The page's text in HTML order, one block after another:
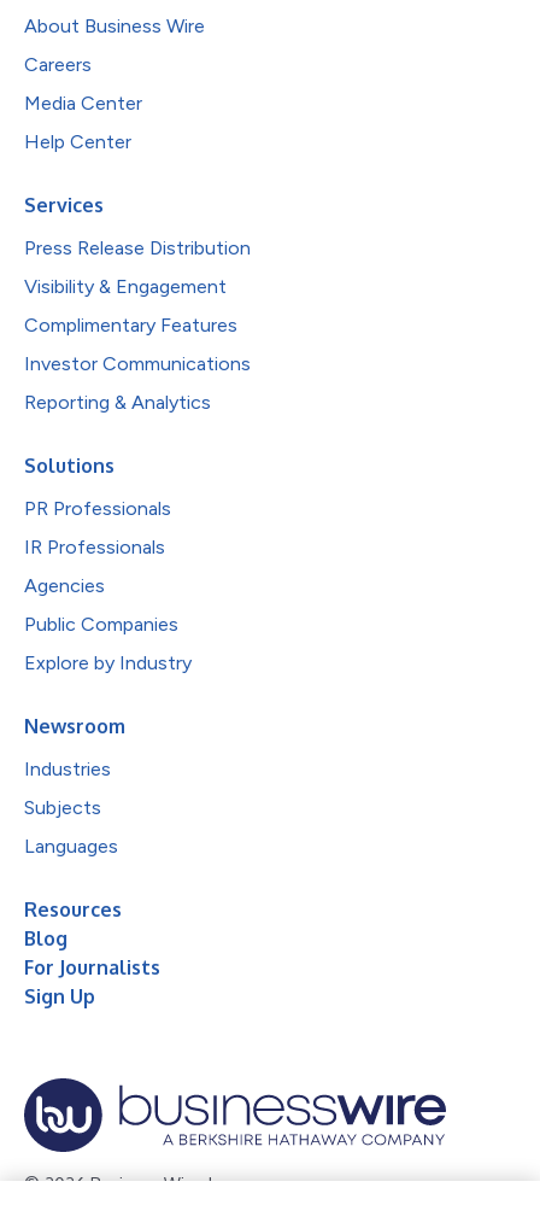
About Business Wire
Careers
Media Center
Help Center
Services
Press Release Distribution
Visibility & Engagement
Complimentary Features
Investor Communications
Reporting & Analytics
Solutions
PR Professionals
IR Professionals
Agencies
Public Companies
Explore by Industry
Newsroom
Industries
Subjects
Languages
Resources
Blog
For Journalists
Sign Up
© 2026 Business Wire, Inc.